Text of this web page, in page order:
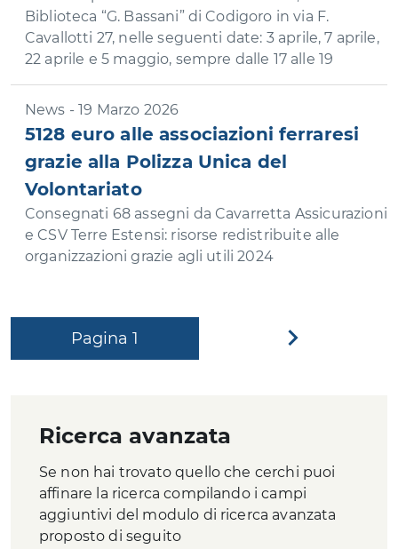
Biblioteca “G. Bassani” di Codigoro in via F.
Cavallotti 27, nelle seguenti date: 3 aprile, 7 aprile,
22 aprile e 5 maggio, sempre dalle 17 alle 19
News - 19 Marzo 2026
5128 euro alle associazioni ferraresi
grazie alla Polizza Unica del
Volontariato
Consegnati 68 assegni da Cavarretta Assicurazioni
e CSV Terre Estensi: risorse redistribuite alle
organizzazioni grazie agli utili 2024
Pagina 1
Ricerca avanzata
Se non hai trovato quello che cerchi puoi
affinare la ricerca compilando i campi
aggiuntivi del modulo di ricerca avanzata
proposto di seguito